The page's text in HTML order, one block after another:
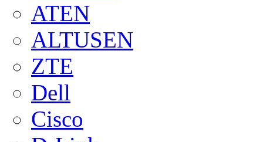
ATEN
ALTUSEN
ZTE
Dell
Cisco